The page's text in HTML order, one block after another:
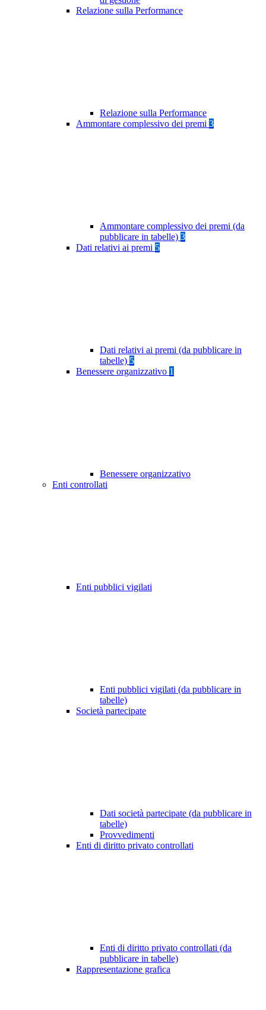
Relazione sulla Performance
Relazione sulla Performance
Ammontare complessivo dei premi 3
Ammontare complessivo dei premi (da
pubblicare in tabelle) 3
Dati relativi ai premi 5
Dati relativi ai premi (da pubblicare in
tabelle) 5
Benessere organizzativo 1
Benessere organizzativo
Enti controllati
Enti pubblici vigilati
Enti pubblici vigilati (da pubblicare in
tabelle)
Società partecipate
Dati società partecipate (da pubblicare in
tabelle)
Provvedimenti
Enti di diritto privato controllati
Enti di diritto privato controllati (da
pubblicare in tabelle)
Rappresentazione grafica